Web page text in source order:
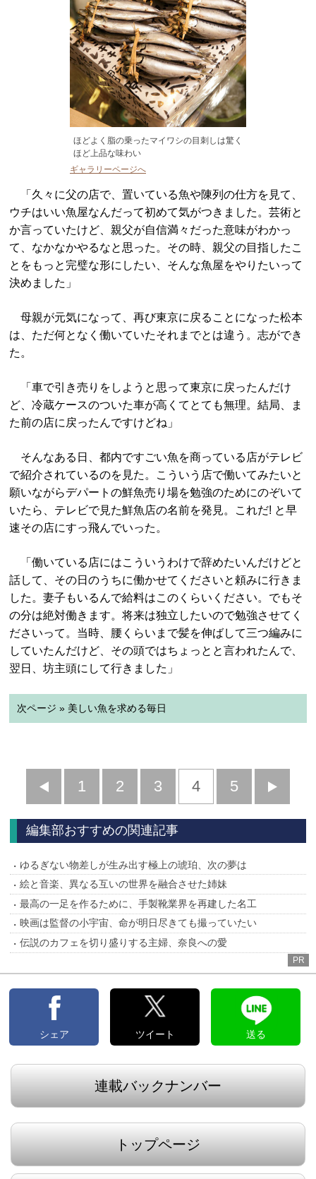
ほどよく脂の乗ったマイワシの目刺しは驚く
ほど上品な味わい
ギャラリーページへ
「久々に父の店で、置いている魚や陳列の仕方を見て、
ウチはいい魚屋なんだって初めて気がつきました。芸術と
か言っていたけど、親父が自信満々だった意味がわかっ
て、なかなかやるなと思った。その時、親父の目指したこ
とをもっと完璧な形にしたい、そんな魚屋をやりたいって
決めました」
母親が元気になって、再び東京に戻ることになった松本
は、ただ何となく働いていたそれまでとは違う。志ができ
た。
「車で引き売りをしようと思って東京に戻ったんだけ
ど、冷蔵ケースのついた車が高くてとても無理。結局、ま
た前の店に戻ったんですけどね」
そんなある日、都内ですごい魚を商っている店がテレビ
で紹介されているのを見た。こういう店で働いてみたいと
願いながらデパートの鮮魚売り場を勉強のためにのぞいて
いたら、テレビで見た鮮魚店の名前を発見。これだ! と早
速その店にすっ飛んでいった。
「働いている店にはこういうわけで辞めたいんだけどと
話して、その日のうちに働かせてくださいと頼みに行きま
した。妻子もいるんで給料はこのくらいください。でもそ
の分は絶対働きます。将来は独立したいので勉強させてく
ださいって。当時、腰くらいまで髪を伸ばして三つ編みに
していたんだけど、その頭ではちょっとと言われたんで、
翌日、坊主頭にして行きました」
次ページ » 美しい魚を求める毎日
前
へ
1 2 3 4 5
へ
編集部おすすめの関連記事
ゆるぎない物差しが生み出す極上の琥珀、次の夢は
絵と音楽、異なる互いの世界を融合させた姉妹
最高の一足を作るために、手製靴業界を再建した名工
映画は監督の小宇宙、命が明日尽きても撮っていたい
伝説のカフェを切り盛りする主婦、奈良への愛
PR
シェア ツイート 送る
連載バックナンバー
トップページ